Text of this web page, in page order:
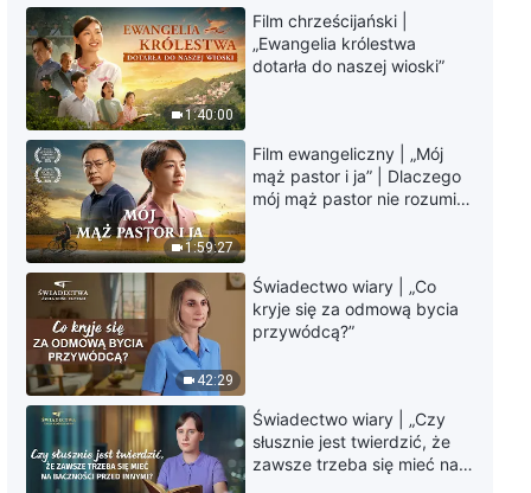
6:05
5:20
Słowo Boże na każdy dzień:
Wcielenie | Fragment 124
8:27
Słowo Boże na każdy dzień:
Wcielenie | Fragment 125
7:35
Słowo Boże na każdy dzień:
Wcielenie | Fragment 126
Słowo Boże na każdy dzień:
Wcielenie | Fragment 127
1:40:00
Film chrześcijański |
„Ewangelia królestwa
dotarła do naszej wioski”
1:59:27
Film ewangeliczny | „Mój
mąż pastor i ja” | Dlaczego
mój mąż pastor nie rozumie
42:29
Świadectwo wiary | „Co
kryje się za odmową bycia
przywódcą?”
Świadectwo wiary | „Czy
słusznie jest twierdzić, że
zawsze trzeba się mieć na